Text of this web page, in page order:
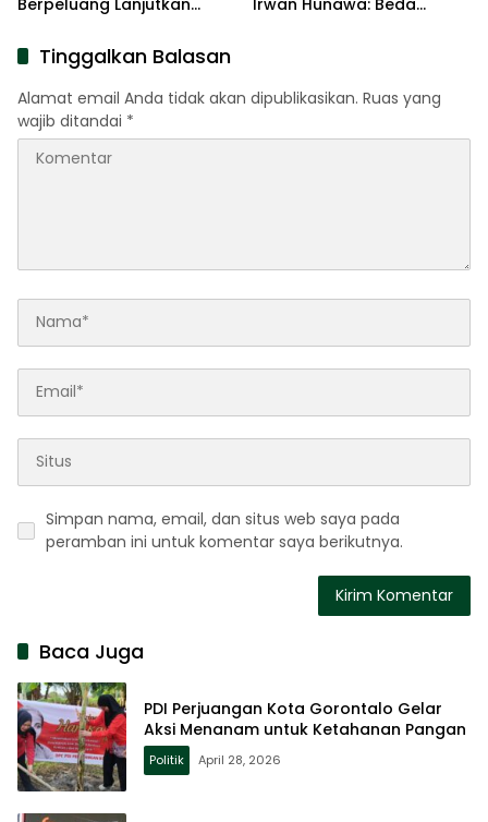
Tinggalkan Balasan
Alamat email Anda tidak akan dipublikasikan. Ruas yang
wajib ditandai *
Simpan nama, email, dan situs web saya pada
peramban ini untuk komentar saya berikutnya.
Baca Juga
PDI Perjuangan Kota Gorontalo Gelar
Aksi Menanam untuk Ketahanan Pangan
Politik April 28, 2026